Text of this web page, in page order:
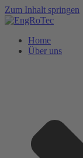
Zum Inhalt springen
Home
Über uns